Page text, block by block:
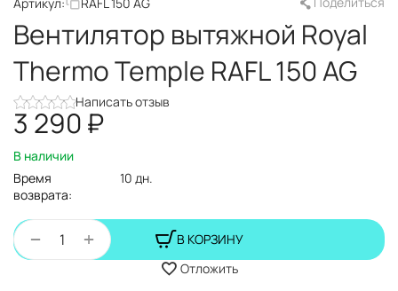
Вентилятор вытяжной Royal
Thermo Temple RAFL 150 AG
Написать отзыв
3 290₽
В наличии
Время
возврата:
10 дн.
+
−
В КОРЗИНУ
Отложить